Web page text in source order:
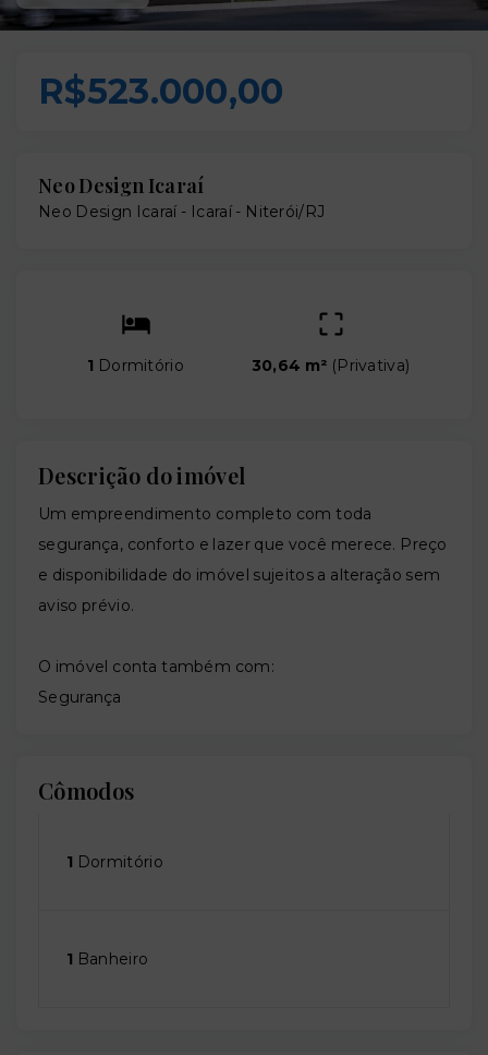
R$523.000,00
Neo Design Icaraí
Neo Design Icaraí - Icaraí - Niterói/RJ
1 Dormitório 30,64 m² (Privativa)
Descrição do imóvel
Um empreendimento completo com toda
segurança, conforto e lazer que você merece. Preço
e disponibilidade do imóvel sujeitos a alteração sem
aviso prévio.
O imóvel conta também com:
Segurança
Cômodos
1 Dormitório
1 Banheiro